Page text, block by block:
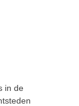
in de